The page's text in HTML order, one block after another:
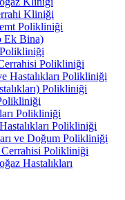
Kliniği
Polikliniği
Ek Bina)
Polikliniği
Hastalıkları Polikliniği
Polikliniği
Polikliniği
Polikliniği
ve Doğum Polikliniği
Polikliniği
Hastalıkları